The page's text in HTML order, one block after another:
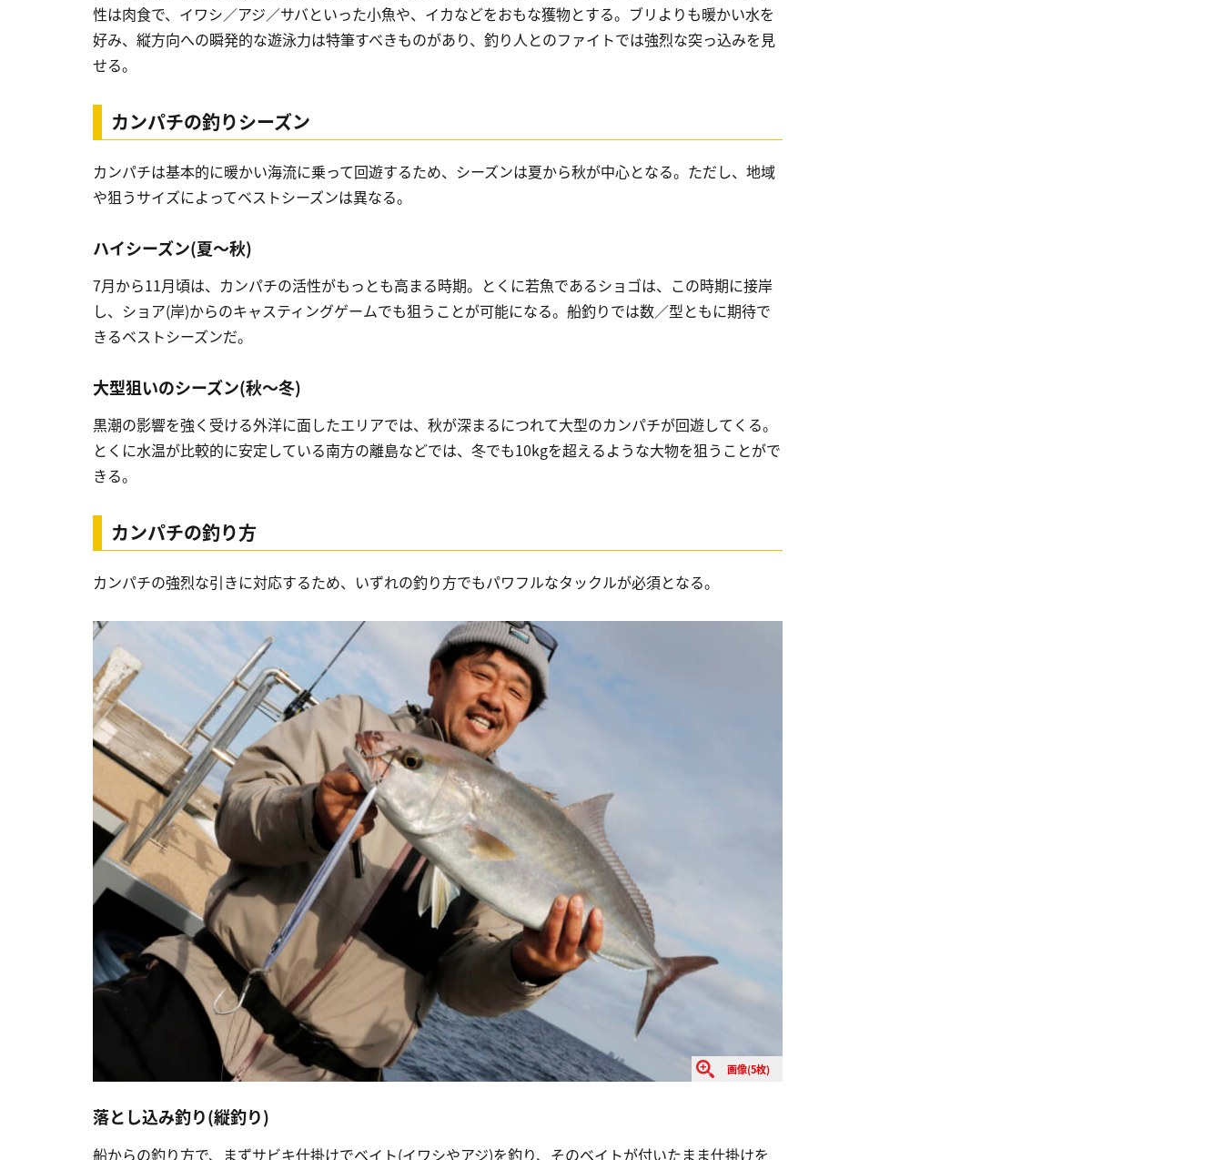
性は肉食で、イワシ／アジ／サバといった小魚や、イカなどをおもな獲物とする。ブリよりも暖かい水を
好み、縦方向への瞬発的な遊泳力は特筆すべきものがあり、釣り人とのファイトでは強烈な突っ込みを見
せる。
カンパチの釣りシーズン
カンパチは基本的に暖かい海流に乗って回遊するため、シーズンは夏から秋が中心となる。ただし、地域
や狙うサイズによってベストシーズンは異なる。
ハイシーズン(夏～秋)
7月から11月頃は、カンパチの活性がもっとも高まる時期。とくに若魚であるショゴは、この時期に接岸
し、ショア(岸)からのキャスティングゲームでも狙うことが可能になる。船釣りでは数／型ともに期待で
きるベストシーズンだ。
大型狙いのシーズン(秋～冬)
黒潮の影響を強く受ける外洋に面したエリアでは、秋が深まるにつれて大型のカンパチが回遊してくる。
とくに水温が比較的に安定している南方の離島などでは、冬でも10kgを超えるような大物を狙うことがで
きる。
カンパチの釣り方
カンパチの強烈な引きに対応するため、いずれの釣り方でもパワフルなタックルが必須となる。
画像(5枚)
落とし込み釣り(縦釣り)
船からの釣り方で、まずサビキ仕掛けでベイト(イワシやアジ)を釣り、そのベイトが付いたまま仕掛けを